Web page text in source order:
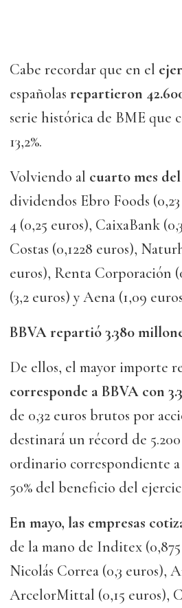
Cabe recordar que en el
españolas repartieron
serie histórica de BME que
13,2%.
Volviendo al cuarto mes del
dividendos Ebro Foods
4 (0,25 euros), CaixaBank
Costas (0,1228 euros),
euros), Renta Corporación
(3,2 euros) y Aena (1,09
BBVA repartió 3.380
De ellos, el mayor importe
corresponde a BBVA con
de 0,32 euros brutos por
destinará un récord de
ordinario correspondiente a
50% del beneficio del
En mayo, las empresas
de la mano de Inditex
Nicolás Correa (0,3 euros),
ArcelorMittal (0,15 euros),